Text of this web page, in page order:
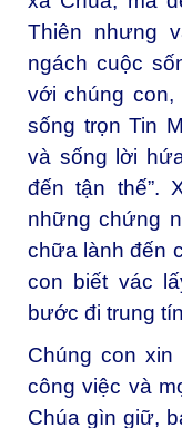
Thiên nhưng
ngách cuộc
với chúng
sống trọn Tin
và sống lời
đến tận thế”.
những chứng
chữa lành đến
con biết vác
bước đi trung
Chúng con
công việc và
Chúa gìn giữ,